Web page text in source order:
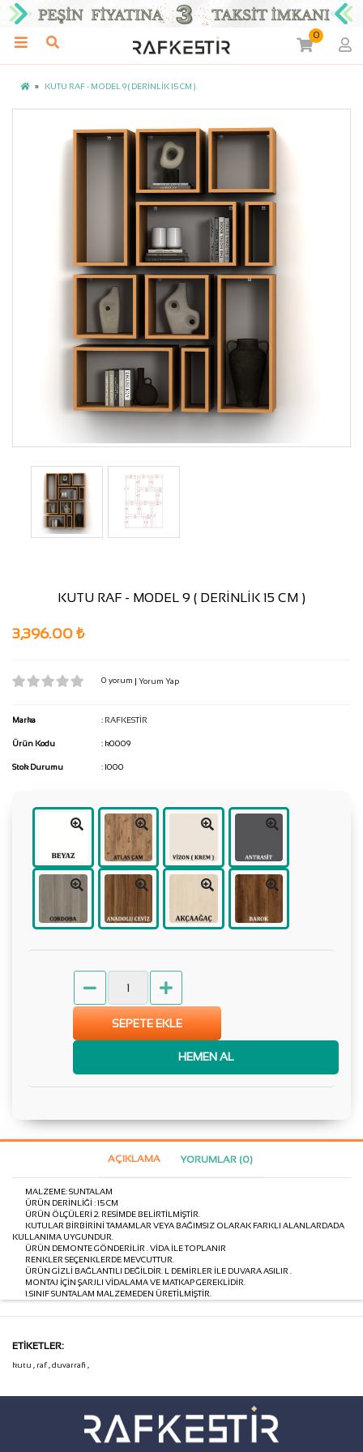
0
KUTU RAF - MODEL 9 ( DERİNLİK 15 CM )
KUTU RAF - MODEL 9 ( DERİNLİK 15 CM )
3,396.00 ₺
0 yorum | Yorum Yap
Marka : RAFKESTİR
Ürün Kodu : k0009
Stok Durumu : 1000
SEPETE EKLE
HEMEN AL
AÇIKLAMA YORUMLAR (0)
MALZEME: SUNTALAM
ÜRÜN DERİNLİĞİ : 15 CM
ÜRÜN ÖLÇÜLERİ 2. RESİMDE BELİRTİLMİŞTİR.
KUTULAR BİRBİRİNİ TAMAMLAR VEYA BAĞIMSIZ OLARAK FARKLI ALANLARDADA
KULLANIMA UYGUNDUR.
ÜRÜN DEMONTE GÖNDERİLİR . VİDA İLE TOPLANIR
RENKLER SEÇENKLERDE MEVCUTTUR.
ÜRÜN GİZLİ BAĞLANTILI DEĞİLDİR. L DEMİRLER İLE DUVARA ASILIR .
MONTAJ İÇİN ŞARJLI VİDALAMA VE MATKAP GEREKLİDİR.
1.SINIF SUNTALAM MALZEMEDEN ÜRETİLMİŞTİR.
ETIKETLER:
kutu raf duvarrafi